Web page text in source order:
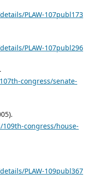
PLAW-107publ173
PLAW-107publ296
congress/senate-
congress/house-
PLAW-109publ367